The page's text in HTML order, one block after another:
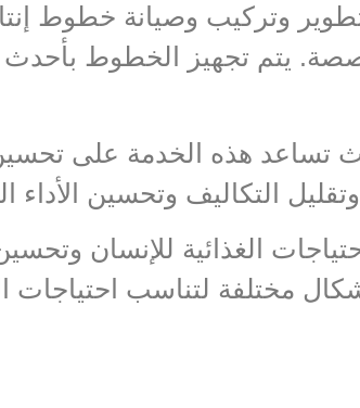
وتركيب وصيانة خطوط
يتم تجهيز الخطوط بأحدث
تساعد هذه الخدمة على
التكاليف وتحسين الأداء
الغذائية للإنسان
مختلفة لتناسب احتياجات